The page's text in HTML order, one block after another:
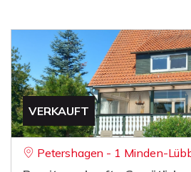
VERKAUFT
Petershagen - 1 Minden-